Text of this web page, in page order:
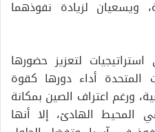
ويسعيان لزيادة نفوذهما
لتعزيز حضورها
المتحدة أداء دورها كقوة
ورغم اعتراف الصين بمكانة
الهادئ، إلا أنها